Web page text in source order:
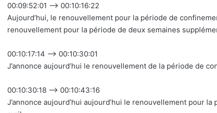
00:09:52:01 –> 00:10:16:22
Aujourd’hui, le renouvellement pour la période de
renouvellement pour la période de deux semaines
00:10:17:14 –> 00:10:30:01
J’annonce aujourd’hui le renouvellement de la période de
00:10:30:18 –> 00:10:43:16
J’annonce aujourd’hui aujourd’hui le renouvellement pour